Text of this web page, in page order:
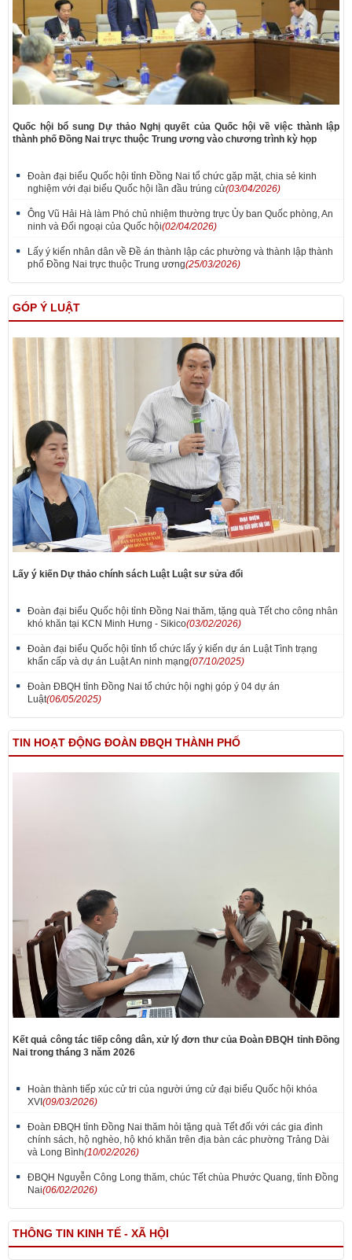
Quốc hội bổ sung Dự thảo Nghị quyết của Quốc hội về việc thành lập
thành phố Đồng Nai trực thuộc Trung ương vào chương trình kỳ họp
Đoàn đại biểu Quốc hội tỉnh Đồng Nai tổ chức gặp mặt, chia sẻ kinh
nghiệm với đại biểu Quốc hội lần đầu trúng cử(03/04/2026)
Ông Vũ Hải Hà làm Phó chủ nhiệm thường trực Ủy ban Quốc phòng, An
ninh và Đối ngoại của Quốc hội(02/04/2026)
Lấy ý kiến nhân dân về Đề án thành lập các phường và thành lập thành
phố Đồng Nai trực thuộc Trung ương(25/03/2026)
GÓP Ý LUẬT
Lấy ý kiến Dự thảo chính sách Luật Luật sư sửa đổi
Đoàn đại biểu Quốc hội tỉnh Đồng Nai thăm, tặng quà Tết cho công nhân
khó khăn tại KCN Minh Hưng - Sikico(03/02/2026)
Đoàn đại biểu Quốc hội tỉnh tổ chức lấy ý kiến dự án Luật Tình trạng
khẩn cấp và dự án Luật An ninh mạng(07/10/2025)
Đoàn ĐBQH tỉnh Đồng Nai tổ chức hội nghị góp ý 04 dự án
Luật(06/05/2025)
TIN HOẠT ĐỘNG ĐOÀN ĐBQH THÀNH PHỐ
Kết quả công tác tiếp công dân, xử lý đơn thư của Đoàn ĐBQH tỉnh Đồng
Nai trong tháng 3 năm 2026
Hoàn thành tiếp xúc cử tri của người ứng cử đại biểu Quốc hội khóa
XVI (09/03/2026)
Đoàn ĐBQH tỉnh Đồng Nai thăm hỏi tặng quà Tết đối với các gia đình
chính sách, hộ nghèo, hộ khó khăn trên địa bàn các phường Trảng Dài
và Long Bình(10/02/2026)
ĐBQH Nguyễn Công Long thăm, chúc Tết chùa Phước Quang, tỉnh Đồng
Nai(06/02/2026)
THÔNG TIN KINH TẾ - XÃ HỘI